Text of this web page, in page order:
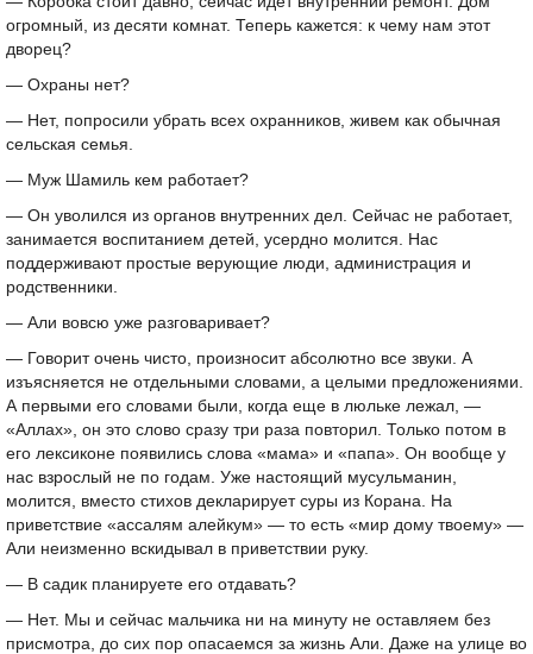
огромный, из десяти комнат. Теперь кажется: к чему нам этот
дворец?
— Охраны нет?
— Нет, попросили убрать всех охранников, живем как обычная
сельская семья.
— Муж Шамиль кем работает?
— Он уволился из органов внутренних дел. Сейчас не работает,
занимается воспитанием детей, усердно молится. Нас
поддерживают простые верующие люди, администрация и
родственники.
— Али вовсю уже разговаривает?
— Говорит очень чисто, произносит абсолютно все звуки. А
изъясняется не отдельными словами, а целыми предложениями.
А первыми его словами были, когда еще в люльке лежал, —
«Аллах», он это слово сразу три раза повторил. Только потом в
его лексиконе появились слова «мама» и «папа». Он вообще у
нас взрослый не по годам. Уже настоящий мусульманин,
молится, вместо стихов декларирует суры из Корана. На
приветствие «ассалям алейкум» — то есть «мир дому твоему» —
Али неизменно вскидывал в приветствии руку.
— В садик планируете его отдавать?
— Нет. Мы и сейчас мальчика ни на минуту не оставляем без
присмотра, до сих пор опасаемся за жизнь Али. Даже на улице во